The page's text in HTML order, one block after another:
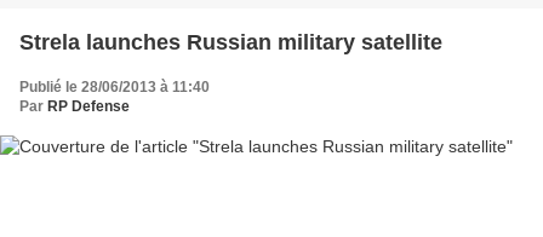
Strela launches Russian military satellite
Publié le 28/06/2013 à 11:40
Par RP Defense